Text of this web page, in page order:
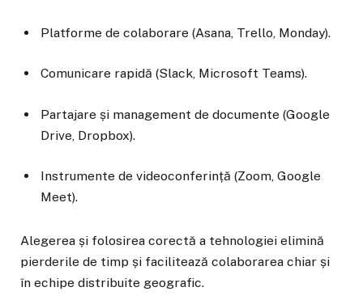
Platforme de colaborare (Asana, Trello, Monday).
Comunicare rapidă (Slack, Microsoft Teams).
Partajare și management de documente (Google
Drive, Dropbox).
Instrumente de videoconferință (Zoom, Google
Meet).
Alegerea și folosirea corectă a tehnologiei elimină
pierderile de timp și facilitează colaborarea chiar și
în echipe distribuite geografic.